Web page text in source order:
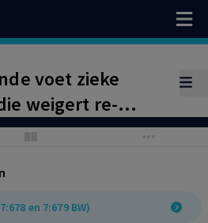
voet zieke
weigert re-
te
en ontbreken
UWV.
en 7:679 BW)